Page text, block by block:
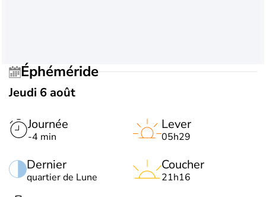
Éphéméride
Jeudi 6 août
Journée
-4 min
Dernier
quartier de Lune
Lever
05h29
Coucher
21h16